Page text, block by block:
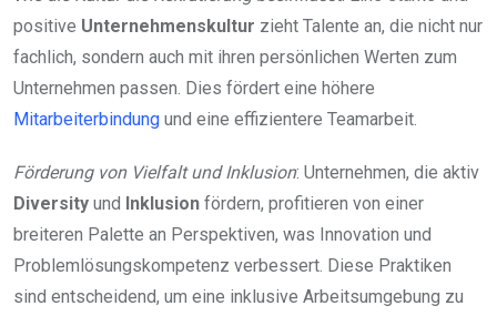
positive Unternehmenskultur zieht Talente an, die nicht nur
fachlich, sondern auch mit ihren persönlichen Werten zum
Unternehmen passen. Dies fördert eine höhere
Mitarbeiterbindung und eine effizientere Teamarbeit.
Förderung von Vielfalt und Inklusion: Unternehmen, die aktiv
Diversity und Inklusion fördern, profitieren von einer
breiteren Palette an Perspektiven, was Innovation und
Problemlösungskompetenz verbessert. Diese Praktiken
sind entscheidend, um eine inklusive Arbeitsumgebung zu